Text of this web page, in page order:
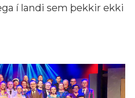
í landi sem þekkir ekki